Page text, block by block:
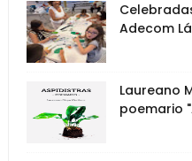
Adecom
Laureano
poemario